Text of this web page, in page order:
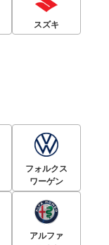
スズキ
フォルクス
ワーゲン
アルファ